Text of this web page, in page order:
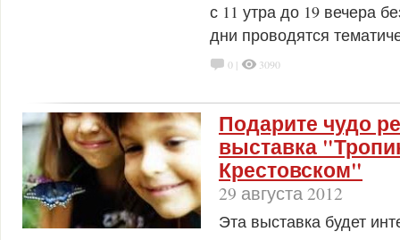
с 11 утра до 19 вечера
дни проводятся
0 | 3090
Подарите чудо
выставка
Крестовском"
29 августа 2012
Эта выставка будет